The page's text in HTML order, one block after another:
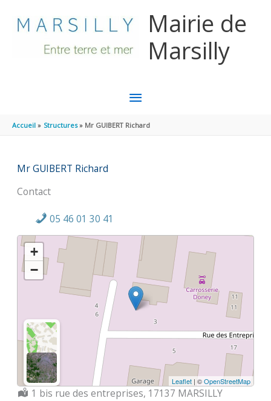
Mairie de
Marsilly
MENU
PRINCIPAL
Accueil Structures Mr GUIBERT Richard
Mr GUIBERT Richard
Contact
05 46 01 30 41
+
−
Leaflet | ©OpenStreetMap
Localisation :
1 bis rue des entreprises, 17137 MARSILLY